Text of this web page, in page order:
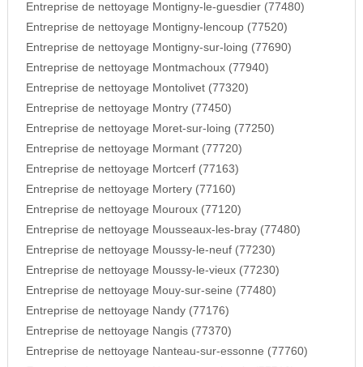
Entreprise de nettoyage Montigny-le-guesdier (77480)
Entreprise de nettoyage Montigny-lencoup (77520)
Entreprise de nettoyage Montigny-sur-loing (77690)
Entreprise de nettoyage Montmachoux (77940)
Entreprise de nettoyage Montolivet (77320)
Entreprise de nettoyage Montry (77450)
Entreprise de nettoyage Moret-sur-loing (77250)
Entreprise de nettoyage Mormant (77720)
Entreprise de nettoyage Mortcerf (77163)
Entreprise de nettoyage Mortery (77160)
Entreprise de nettoyage Mouroux (77120)
Entreprise de nettoyage Mousseaux-les-bray (77480)
Entreprise de nettoyage Moussy-le-neuf (77230)
Entreprise de nettoyage Moussy-le-vieux (77230)
Entreprise de nettoyage Mouy-sur-seine (77480)
Entreprise de nettoyage Nandy (77176)
Entreprise de nettoyage Nangis (77370)
Entreprise de nettoyage Nanteau-sur-essonne (77760)